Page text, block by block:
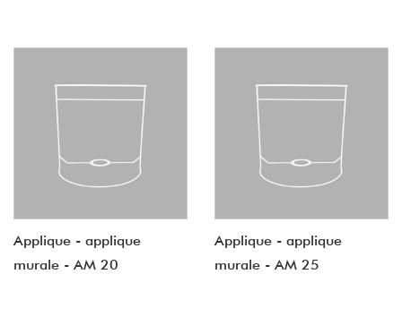
Applique - applique
murale - AM 20
Applique - applique
murale - AM 25